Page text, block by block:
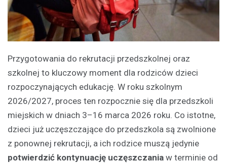
Przygotowania do rekrutacji przedszkolnej oraz
szkolnej to kluczowy moment dla rodziców dzieci
rozpoczynających edukację. W roku szkolnym
2026/2027, proces ten rozpocznie się dla przedszkoli
miejskich w dniach 3–16 marca 2026 roku. Co istotne,
dzieci już uczęszczające do przedszkola są zwolnione
z ponownej rekrutacji, a ich rodzice muszą jedynie
potwierdzić kontynuację uczęszczania w terminie od